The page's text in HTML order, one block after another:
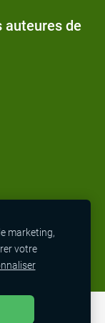
auteures de
marketing,
votre